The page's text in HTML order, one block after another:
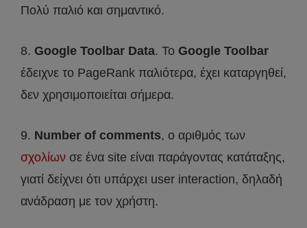
Πολύ παλιό και σημαντικό.
8. Google Toolbar Data. Το Google Toolbar
έδειχνε το PageRank παλιότερα, έχει καταργηθεί,
δεν χρησιμοποιείται σήμερα.
9. Number of comments, ο αριθμός των
σχολίων σε ένα site είναι παράγοντας κατάταξης,
γιατί δείχνει ότι υπάρχει user interaction, δηλαδή
ανάδραση με τον χρήστη.